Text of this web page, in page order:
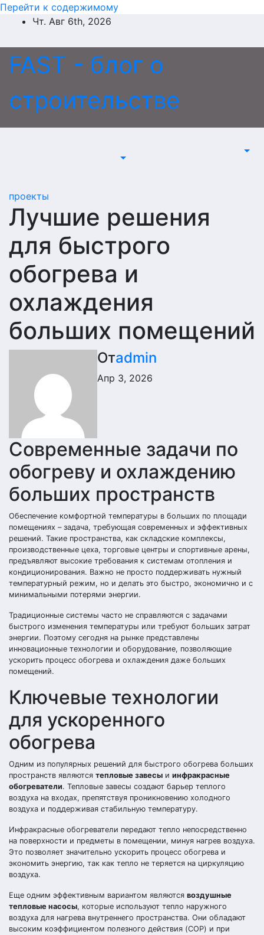
Перейти к содержимому
Чт. Авг 6th, 2026
FAST - блог о
строительстве
проекты
Лучшие решения
для быстрого
обогрева и
охлаждения
больших помещений
Отadmin
Апр 3, 2026
Современные задачи по
обогреву и охлаждению
больших пространств
Обеспечение комфортной температуры в больших по площади
помещениях – задача, требующая современных и эффективных
решений. Такие пространства, как складские комплексы,
производственные цеха, торговые центры и спортивные арены,
предъявляют высокие требования к системам отопления и
кондиционирования. Важно не просто поддерживать нужный
температурный режим, но и делать это быстро, экономично и с
минимальными потерями энергии.
Традиционные системы часто не справляются с задачами
быстрого изменения температуры или требуют больших затрат
энергии. Поэтому сегодня на рынке представлены
инновационные технологии и оборудование, позволяющие
ускорить процесс обогрева и охлаждения даже больших
помещений.
Ключевые технологии
для ускоренного
обогрева
Одним из популярных решений для быстрого обогрева больших
пространств являются тепловые завесы и инфракрасные
обогреватели. Тепловые завесы создают барьер теплого
воздуха на входах, препятствуя проникновению холодного
воздуха и поддерживая стабильную температуру.
Инфракрасные обогреватели передают тепло непосредственно
на поверхности и предметы в помещении, минуя нагрев воздуха.
Это позволяет значительно ускорить процесс обогрева и
экономить энергию, так как тепло не теряется на циркуляцию
воздуха.
Еще одним эффективным вариантом являются воздушные
тепловые насосы, которые используют тепло наружного
воздуха для нагрева внутреннего пространства. Они обладают
высоким коэффициентом полезного действия (COP) и при